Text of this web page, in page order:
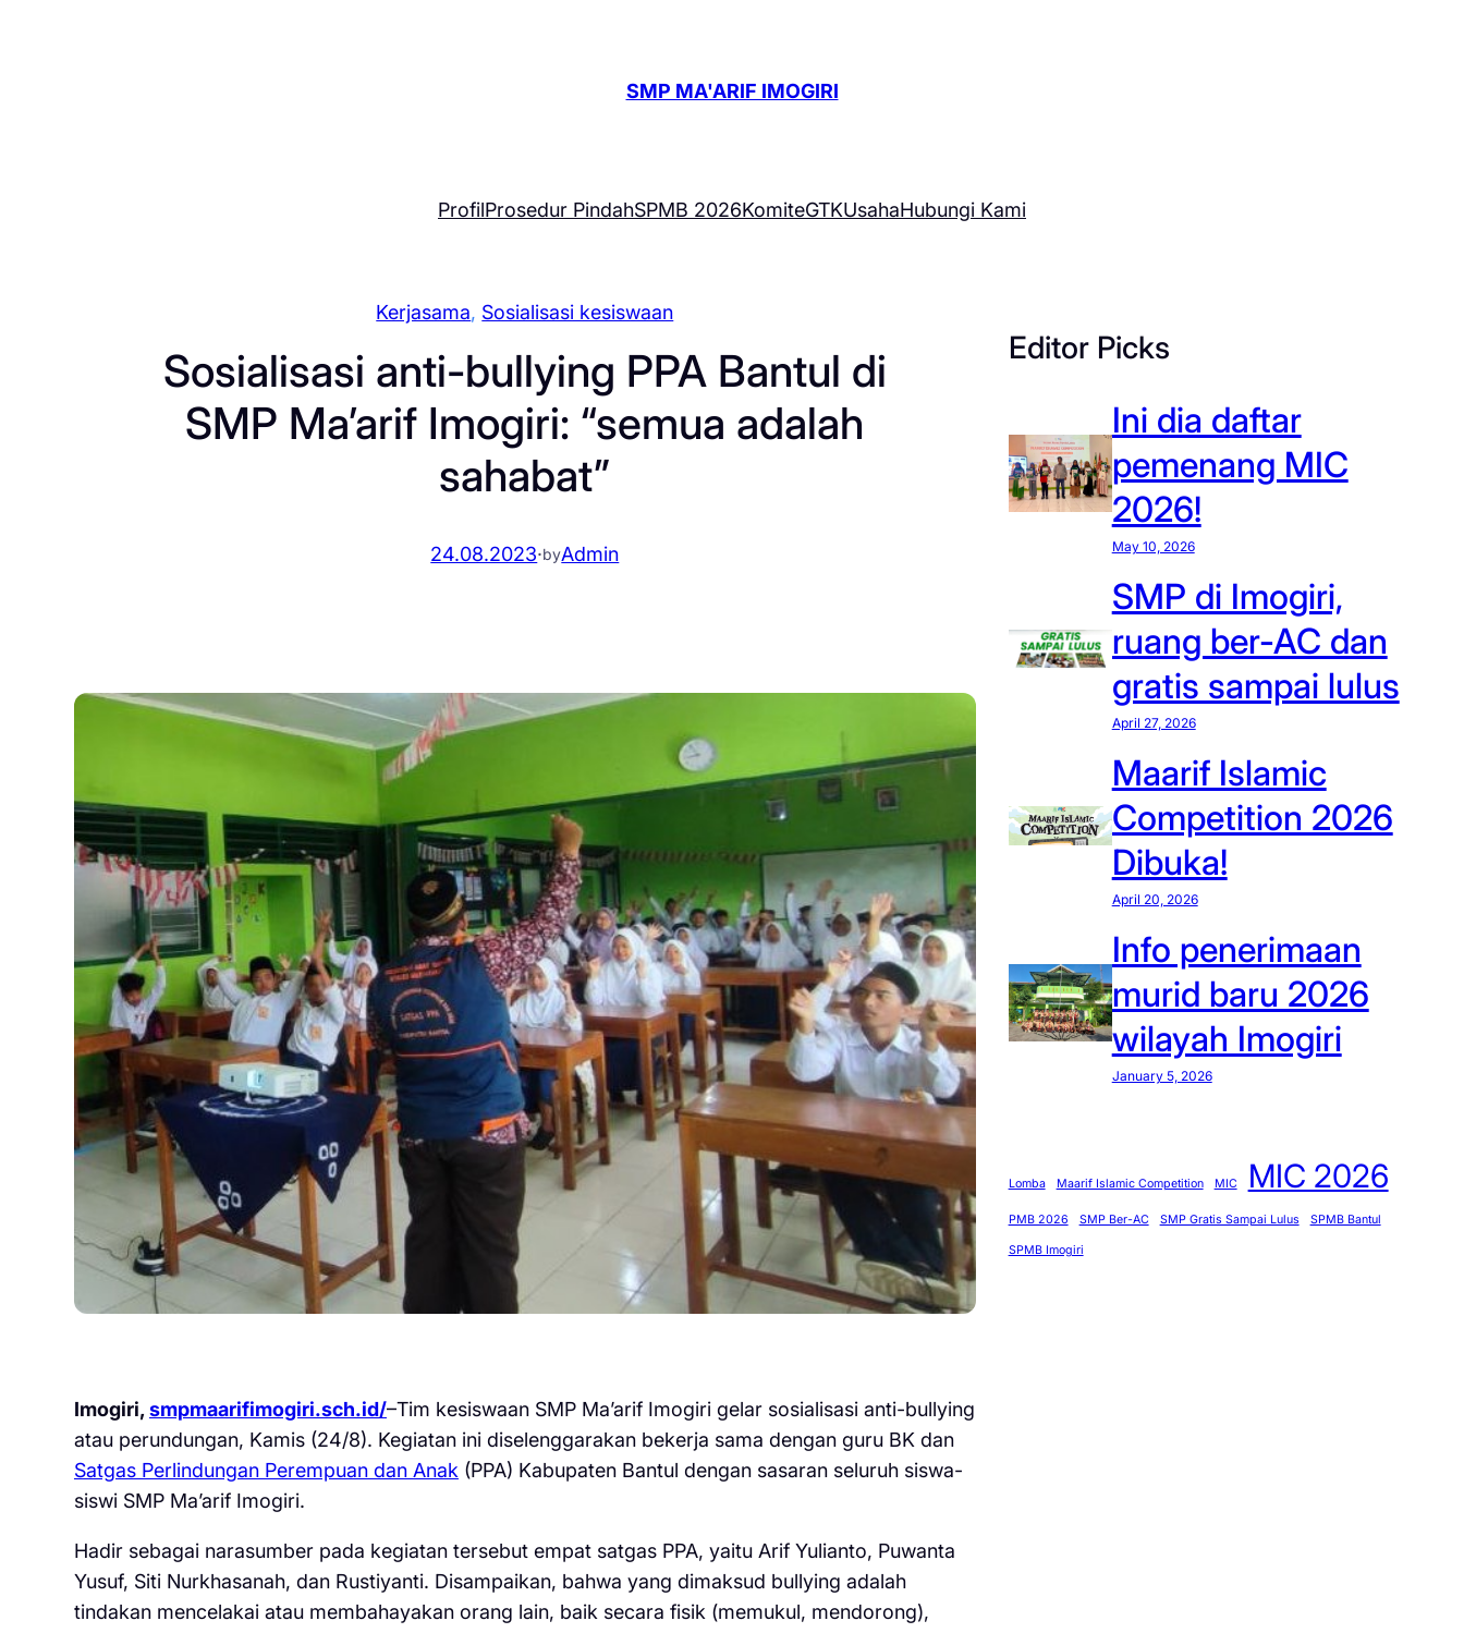
SMP MA'ARIF IMOGIRI
ProfilProsedur PindahSPMB 2026KomiteGTKUsahaHubungi Kami
Kerjasama, Sosialisasi kesiswaan
Sosialisasi anti-bullying PPA Bantul di
SMP Ma’arif Imogiri: “semua adalah
sahabat”
24.08.2023·byAdmin
Imogiri,smpmaarifimogiri.sch.id/–Tim kesiswaan SMP Ma’arif Imogiri gelar sosialisasi anti-bullying
atau perundungan, Kamis (24/8). Kegiatan ini diselenggarakan bekerja sama dengan guru BK dan
Satgas Perlindungan Perempuan dan Anak (PPA) Kabupaten Bantul dengan sasaran seluruh siswa-
siswi SMP Ma’arif Imogiri.
Hadir sebagai narasumber pada kegiatan tersebut empat satgas PPA, yaitu Arif Yulianto, Puwanta
Yusuf, Siti Nurkhasanah, dan Rustiyanti. Disampaikan, bahwa yang dimaksud bullying adalah
tindakan mencelakai atau membahayakan orang lain, baik secara fisik (memukul, mendorong),
Editor Picks
Ini dia daftar
pemenang MIC
2026!
May 10, 2026
SMP di Imogiri,
ruang ber-AC dan
gratis sampai lulus
April 27, 2026
Maarif Islamic
Competition 2026
Dibuka!
April 20, 2026
Info penerimaan
murid baru 2026
wilayah Imogiri
January 5, 2026
Lomba Maarif Islamic Competition MIC MIC 2026
PMB 2026 SMP Ber-AC SMP Gratis Sampai Lulus SPMB Bantul
SPMB Imogiri